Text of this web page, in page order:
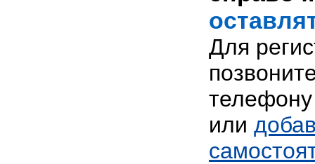
Для
или